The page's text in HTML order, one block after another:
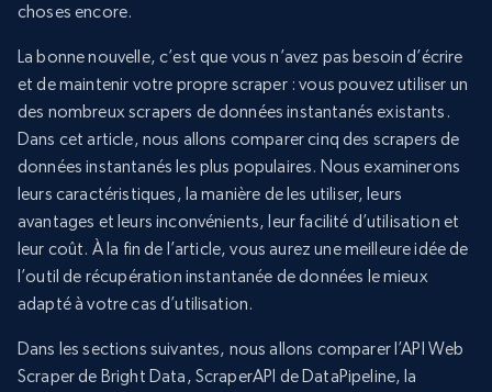
choses encore.
La bonne nouvelle, c’est que vous n’avez pas besoin d’écrire
et de maintenir votre propre scraper : vous pouvez utiliser un
des nombreux scrapers de données instantanés existants.
Dans cet article, nous allons comparer cinq des scrapers de
données instantanés les plus populaires. Nous examinerons
leurs caractéristiques, la manière de les utiliser, leurs
avantages et leurs inconvénients, leur facilité d’utilisation et
leur coût. À la fin de l’article, vous aurez une meilleure idée de
l’outil de récupération instantanée de données le mieux
adapté à votre cas d’utilisation.
Dans les sections suivantes, nous allons comparer l’API Web
Scraper de Bright Data, ScraperAPI de DataPipeline, la